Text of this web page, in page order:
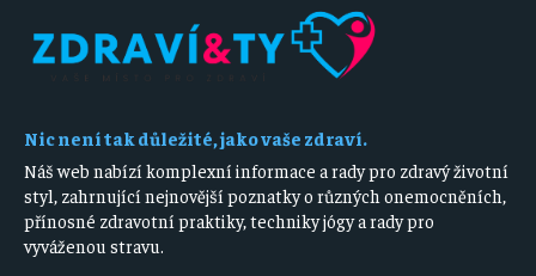
Nic není tak důležité, jako vaše zdraví.
Náš web nabízí komplexní informace a rady pro zdravý životní
styl, zahrnující nejnovější poznatky o různých onemocněních,
přínosné zdravotní praktiky, techniky jógy a rady pro
vyváženou stravu.